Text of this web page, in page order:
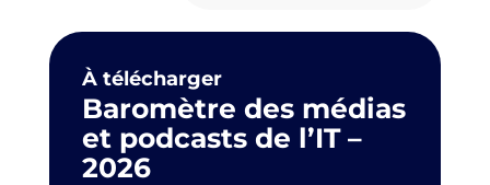
À télécharger
Baromètre des médias
et podcasts de l’IT –
2026